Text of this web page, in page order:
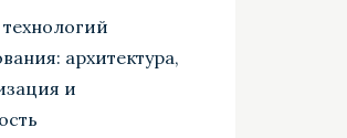
архитектура,
и